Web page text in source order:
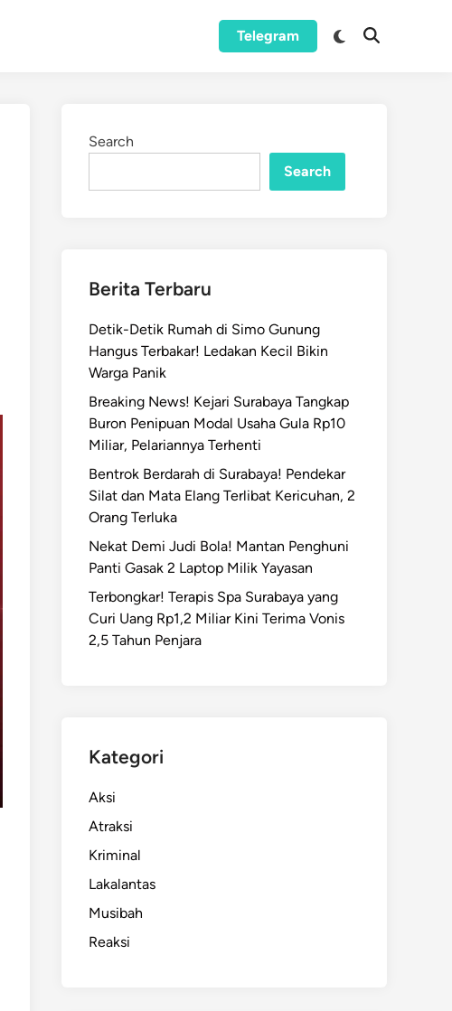
Telegram
Switch
Open
Search
Search
Berita Terbaru
Detik-Detik Rumah di Simo Gunung
Hangus Terbakar! Ledakan Kecil Bikin
Warga Panik
Breaking News! Kejari Surabaya Tangkap
Buron Penipuan Modal Usaha Gula Rp10
Miliar, Pelariannya Terhenti
Bentrok Berdarah di Surabaya! Pendekar
Silat dan Mata Elang Terlibat Kericuhan, 2
Orang Terluka
Nekat Demi Judi Bola! Mantan Penghuni
Panti Gasak 2 Laptop Milik Yayasan
Terbongkar! Terapis Spa Surabaya yang
Curi Uang Rp1,2 Miliar Kini Terima Vonis
2,5 Tahun Penjara
Kategori
Aksi
Atraksi
Kriminal
Lakalantas
Musibah
Reaksi